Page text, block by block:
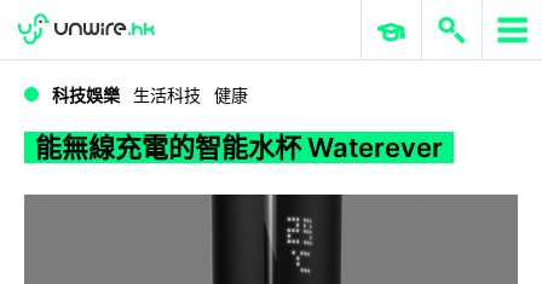
能無線充電的智能水杯 Waterever
WWDC 2026 ERP 與商業 AI
科技娛樂 生活科技 健康
能無線充電的智能水杯 Waterever